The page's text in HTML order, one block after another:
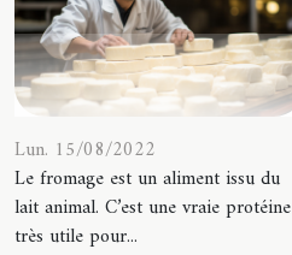
Lun. 15/08/2022
Le fromage est un aliment issu du
lait animal. C’est une vraie protéine
très utile pour...